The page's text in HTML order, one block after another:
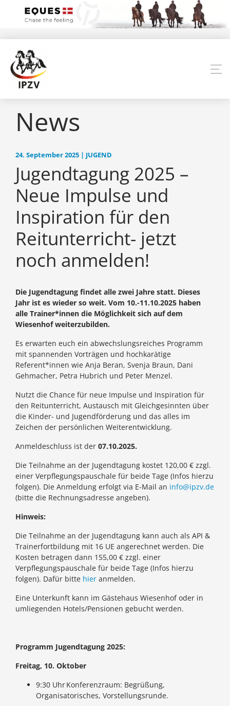
News
24. September 2025 | JUGEND
Jugendtagung 2025 –
Neue Impulse und
Inspiration für den
Reitunterricht- jetzt
noch anmelden!
Die Jugendtagung findet alle zwei Jahre statt. Dieses
Jahr ist es wieder so weit. Vom 10.-11.10.2025 haben
alle Trainer*innen die Möglichkeit sich auf dem
Wiesenhof weiterzubilden.
Es erwarten euch ein abwechslungsreiches Programm
mit spannenden Vorträgen und hochkarätige
Referent*innen wie Anja Beran, Svenja Braun, Dani
Gehmacher, Petra Hubrich und Peter Menzel.
Nutzt die Chance für neue Impulse und Inspiration für
den Reitunterricht, Austausch mit Gleichgesinnten über
die Kinder- und Jugendförderung und das alles im
Zeichen der persönlichen Weiterentwicklung.
Anmeldeschluss ist der 07.10.2025.
Die Teilnahme an der Jugendtagung kostet 120,00 € zzgl.
einer Verpflegungspauschale für beide Tage (Infos hierzu
folgen). Die Anmeldung erfolgt via E-Mail an info@ipzv.de
(bitte die Rechnungsadresse angeben).
Hinweis:
Die Teilnahme an der Jugendtagung kann auch als API &
Trainerfortbildung mit 16 UE angerechnet werden. Die
Kosten betragen dann 155,00 € zzgl. einer
Verpflegungspauschale für beide Tage (Infos hierzu
folgen). Dafür bitte hier anmelden.
Eine Unterkunft kann im Gästehaus Wiesenhof oder in
umliegenden Hotels/Pensionen gebucht werden.
Programm Jugendtagung 2025:
Freitag, 10. Oktober
9:30 Uhr Konferenzraum: Begrüßung,
Organisatorisches, Vorstellungsrunde.